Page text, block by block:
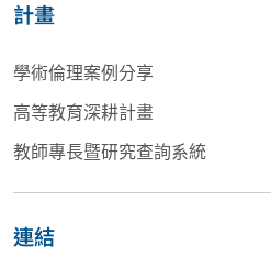
計畫
學術倫理案例分享
高等教育深耕計畫
教師專長暨研究查詢系統
連結